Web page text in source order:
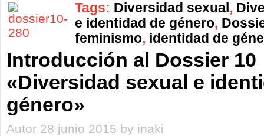
Tags: Diversidad sexual ,
e identidad de género,
feminismo, identidad de
Introducción al Dossier 10
«Diversidad sexual e
género»
Autor 28 junio 2015 by inaki